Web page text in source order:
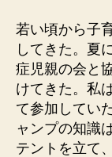
若い頃から子
してきた。夏
症児親の会と
けてきた。私
て参加してい
ャンプの知識
テントを立て